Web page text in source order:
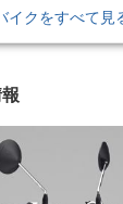
イクをすべて見